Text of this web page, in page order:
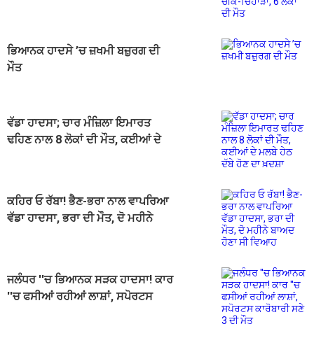
ਭਿਆਨਕ ਹਾਦਸੇ ’ਚ ਜ਼ਖਮੀ ਬਜ਼ੁਰਗ ਦੀ
ਮੌਤ
ਵੱਡਾ ਹਾਦਸਾ; ਚਾਰ ਮੰਜ਼ਿਲਾ ਇਮਾਰਤ
ਢਹਿਣ ਨਾਲ 8 ਲੋਕਾਂ ਦੀ ਮੌਤ, ਕਈਆਂ ਦੇ
ਕਹਿਰ ਓ ਰੱਬਾ! ਭੈਣ-ਭਰਾ ਨਾਲ ਵਾਪਰਿਆ
ਵੱਡਾ ਹਾਦਸਾ, ਭਰਾ ਦੀ ਮੌਤ, ਦੋ ਮਹੀਨੇ
ਜਲੰਧਰ ''ਚ ਭਿਆਨਕ ਸੜਕ ਹਾਦਸਾ! ਕਾਰ
''ਚ ਫਸੀਆਂ ਰਹੀਆਂ ਲਾਸ਼ਾਂ, ਸਪੋਰਟਸ